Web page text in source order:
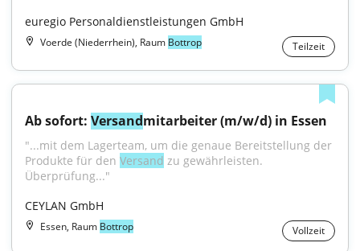
euregio Personaldienstleistungen GmbH
Voerde (Niederrhein), Raum Bottrop Teilzeit
Ab sofort: Versandmitarbeiter (m/w/d) in Essen
"...mit dem Lagerteam, um die genaue Bereitstellung der
Produkte für den Versand zu gewährleisten.
Überprüfung..."
CEYLAN GmbH
Essen, Raum Bottrop Vollzeit